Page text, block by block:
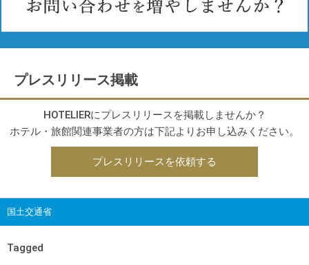
プレスリリース掲載
HOTELIERにプレスリリースを掲載しませんか？
ホテル・旅館関連事業者の方は下記よりお申し込みください。
プレスリリースを依頼する
国土交通省
Tagged